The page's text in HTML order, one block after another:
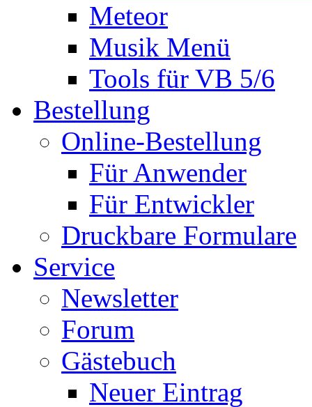
Meteor
Musik Menü
Tools für VB 5/6
Bestellung
Online-Bestellung
Für Anwender
Für Entwickler
Druckbare Formulare
Service
Newsletter
Forum
Gästebuch
Neuer Eintrag